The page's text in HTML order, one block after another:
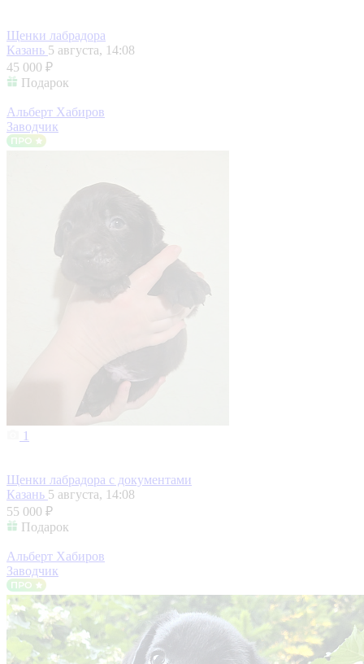
Щенки лабрадора
Казань 5 августа, 14:08
45 000 ₽
Подарок
Альберт Хабиров
Заводчик
1
Щенки лабрадора с документами
Казань 5 августа, 14:08
55 000 ₽
Подарок
Альберт Хабиров
Заводчик